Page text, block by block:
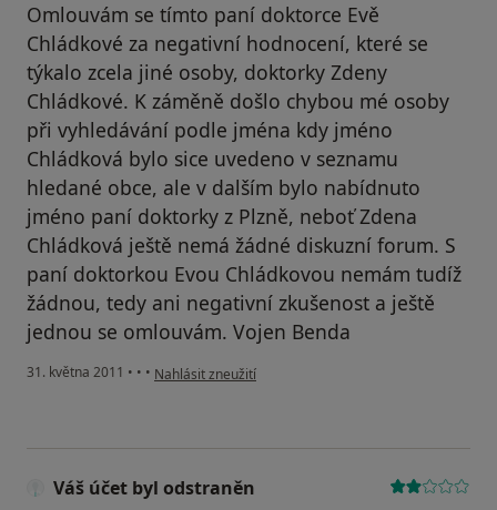
Omlouvám se tímto paní doktorce Evě
Chládkové za negativní hodnocení, které se
týkalo zcela jiné osoby, doktorky Zdeny
Chládkové. K záměně došlo chybou mé osoby
při vyhledávání podle jména kdy jméno
Chládková bylo sice uvedeno v seznamu
hledané obce, ale v dalším bylo nabídnuto
jméno paní doktorky z Plzně, neboť Zdena
Chládková ještě nemá žádné diskuzní forum. S
paní doktorkou Evou Chládkovou nemám tudíž
žádnou, tedy ani negativní zkušenost a ještě
jednou se omlouvám. Vojen Benda
31. května 2011 • • • podle názoru uživatele Váš účet byl odstraněn
Nahlásit zneužití
Váš účet byl odstraněn